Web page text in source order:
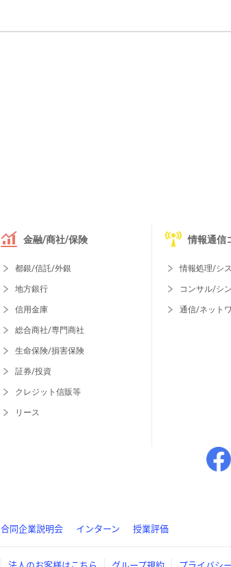
金融/商社/保険
都銀/信託/外銀
地方銀行
信用金庫
総合商社/専門商社
生命保険/損害保険
証券/投資
クレジット信販等
リース
情報通信
情報処理/シ
コンサル/シ
通信/ネット
合同企業説明会 インターン 授業評価